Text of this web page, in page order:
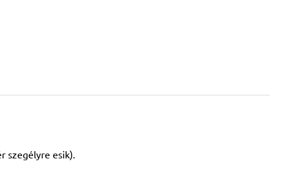
szegélyre esik).